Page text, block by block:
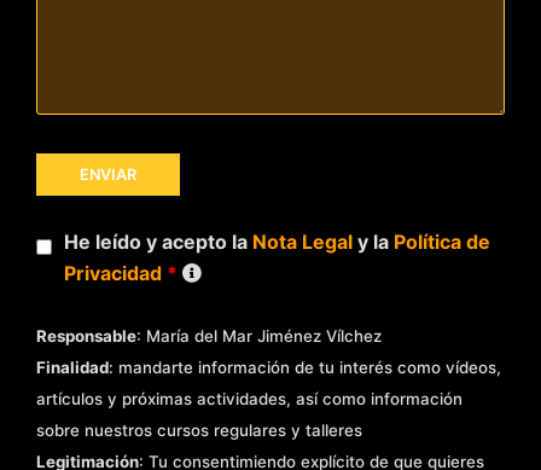
He leído y acepto la Nota Legaly la Política de
Privacidad *
Responsable: María del Mar Jiménez Vílchez
Finalidad: mandarte información de tu interés como vídeos,
artículos y próximas actividades, así como información
sobre nuestros cursos regulares y talleres
Legitimación: Tu consentimiendo explícito de que quieres